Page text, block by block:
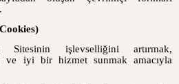
Sitesinin işlevselliğini artırmak,
ve iyi bir hizmet sunmak amacıyla